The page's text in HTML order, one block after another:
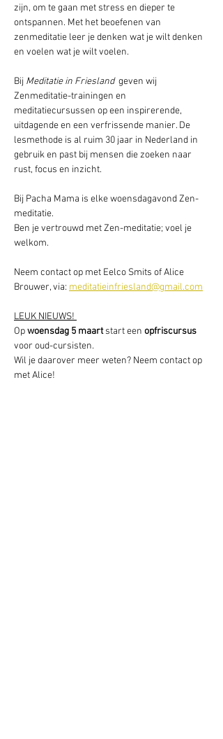
zijn, om te gaan met stress en dieper te
ontspannen. Met het beoefenen van
zenmeditatie leer je denken wat je wilt denken
en voelen wat je wilt voelen.
Bij Meditatie in Friesland geven wij
Zenmeditatie-trainingen en
meditatiecursussen op een inspirerende,
uitdagende en een verfrissende manier. De
lesmethode is al ruim 30 jaar in Nederland in
gebruik en past bij mensen die zoeken naar
rust, focus en inzicht.
Bij Pacha Mama is elke woensdagavond Zen-
meditatie.
Ben je vertrouwd met Zen-meditatie; voel je
welkom.
Neem contact op met Eelco Smits of Alice
Brouwer, via: meditatieinfriesland@gmail.com
LEUK NIEUWS!
Op woensdag 5 maart start een opfriscursus
voor oud-cursisten.
Wil je daarover meer weten? Neem contact op
met Alice!